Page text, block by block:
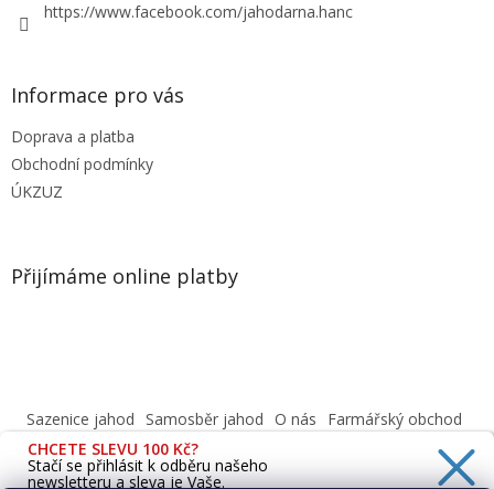
https://www.facebook.com/jahodarna.hanc
Informace pro vás
Doprava a platba
Obchodní podmínky
ÚKZUZ
Přijímáme online platby
Sazenice jahod Samosběr jahod O nás
Farmářský obchod
Obchodní podmínky
Informace o ochraně osobních údajů dle GDPR
Cafenavysluni.cz - Objednat a vyzvednout
CHCETE SLEVU 100 Kč?
Stačí se přihlásit k odběru našeho
newsletteru a sleva je Vaše.